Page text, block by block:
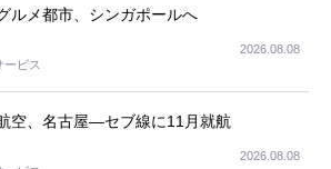
メ都市、シンガポールへ
ービス
2026.08.08
空、名古屋―セブ線に11月就航
2026.08.08